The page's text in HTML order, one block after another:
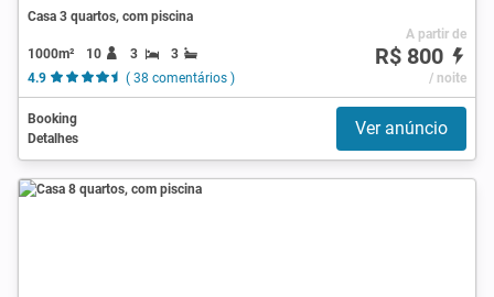
Casa 3 quartos, com piscina
1000m² 10 3
3
4.9
( 38 comentários )
A partir de
R$ 800
/ noite
Booking
Detalhes
Ver anúncio